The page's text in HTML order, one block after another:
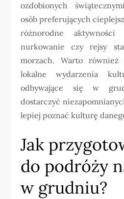
ozdobionych
osób preferujących
różnorodne
nurkowanie czy rejsy
morzach. Warto
lokalne wydarzenia
odbywające się w
dostarczyć
lepiej poznać kulturę
Jak
do podróży
w grudniu?